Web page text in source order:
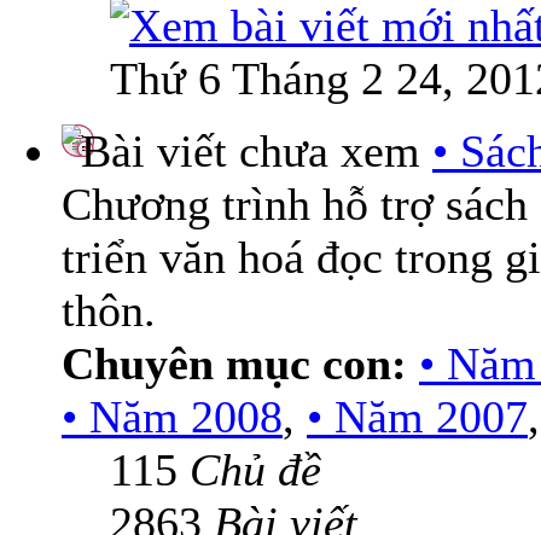
Thứ 6 Tháng 2 24,
•
Chương trình hỗ trợ
triển văn hoá đọc trong
thôn.
Chuyên mục con: •
• Năm 2008, • Năm 2007
115 Chủ đề
2863 Bài viết